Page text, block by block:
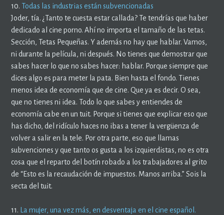
10. Todas las industrias están subvencionadas
Joder, tía. ¿Tanto te cuesta estar callada? Te tendrías que haber
dedicado al cine porno. Ahí no importa el tamaño de las tetas.
Sección, Tetas Pequeñas. Y además no hay que hablar. Vamos,
ni durante la película, ni después. No tienes que demostrar que
sabes hacer lo que no sabes hacer: hablar. Porque siempre que
dices algo es para meter la pata. Bien hasta el fondo. Tienes
menos idea de economía que de cine. Que ya es decir. O sea,
que no tienes ni idea. Todo lo que sabes y entiendes de
economía cabe en un tuit. Porque si tienes que explicar eso que
has dicho, del ridículo haces no ibas a tener la vergüenza de
volver a salir en la tele. Por otra parte, eso que llamas
subvenciones y que tanto os gusta a los izquierdistas, no es otra
cosa que el reparto del botín robado a los trabajadores al grito
de “Esto es la recaudación de impuestos. Manos arriba.” Sois la
secta del tuit.
11. La mujer, una vez más, en desventaja en el cine español.